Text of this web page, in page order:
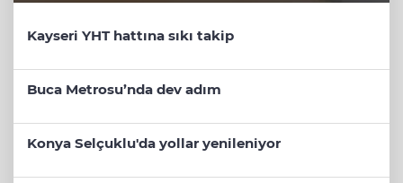
Kayseri YHT hattına sıkı takip
Buca Metrosu’nda dev adım
Konya Selçuklu'da yollar yenileniyor